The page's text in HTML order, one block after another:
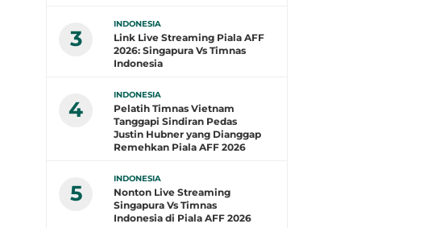
3
INDONESIA
Link Live Streaming Piala AFF
2026: Singapura Vs Timnas
Indonesia
4
INDONESIA
Pelatih Timnas Vietnam
Tanggapi Sindiran Pedas
Justin Hubner yang Dianggap
Remehkan Piala AFF 2026
5
INDONESIA
Nonton Live Streaming
Singapura Vs Timnas
Indonesia di Piala AFF 2026